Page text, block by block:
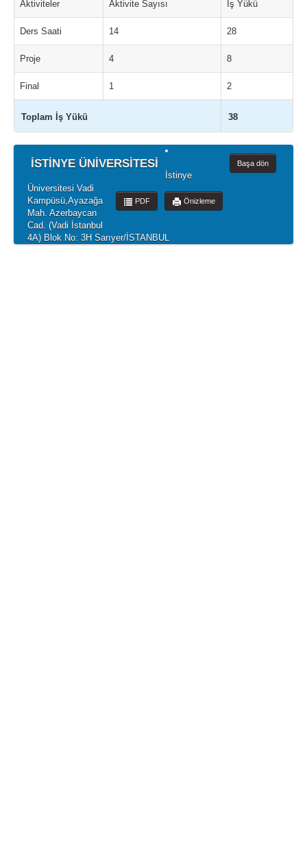
Aktiviteler Aktivite Sayısı İş Yükü
Ders Saati 14 28
Proje 4 8
Final 1 2
Toplam İş Yükü 38
İSTİNYE ÜNİVERSİTESİ Başa dön
Önizleme
PDF
İstinye
Üniversitesi Vadi
Kampüsü,Ayazağa
Mah. Azerbaycan
Cad. (Vadi İstanbul
4A) Blok No: 3H Sarıyer/İSTANBUL